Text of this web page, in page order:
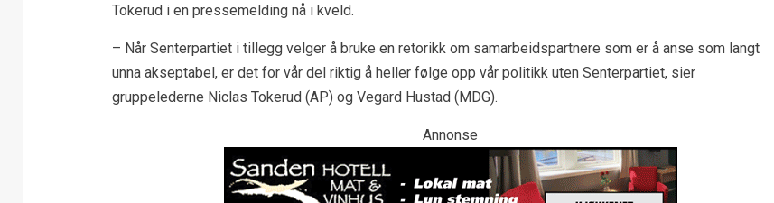
Tokerud i en pressemelding nå i kveld.
– Når Senterpartiet i tillegg velger å bruke en retorikk om samarbeidspartnere som er å anse som langt
unna akseptabel, er det for vår del riktig å heller følge opp vår politikk uten Senterpartiet, sier
gruppelederne Niclas Tokerud (AP) og Vegard Hustad (MDG).
Annonse